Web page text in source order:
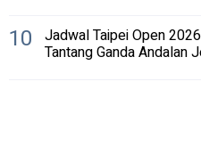
10 Jadwal Taipei Open
Tantang Ganda Andalan